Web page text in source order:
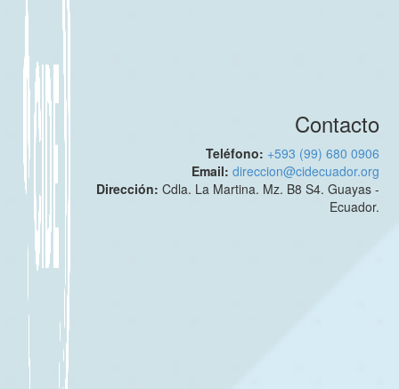
Contacto
Teléfono: +593 (99) 680 0906
Email:direccion@cidecuador.org
Dirección:Cdla. La Martina. Mz. B8 S4. Guayas -
Ecuador.